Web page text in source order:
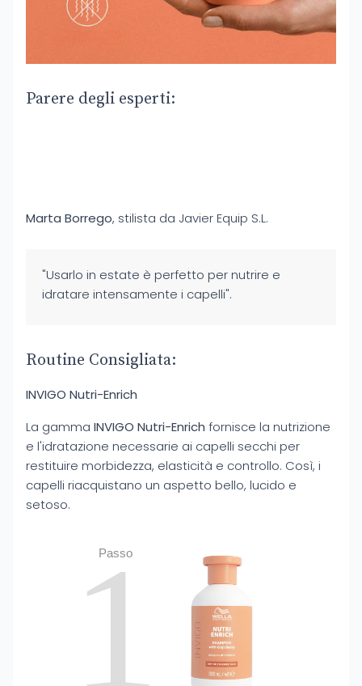
Parere degli esperti:
Marta Borrego, stilista da Javier Equip S.L.
"Usarlo in estate è perfetto per nutrire e
idratare intensamente i capelli".
Routine Consigliata:
INVIGO Nutri-Enrich
La gamma INVIGO Nutri-Enrich fornisce la nutrizione
e l'idratazione necessarie ai capelli secchi per
restituire morbidezza, elasticità e controllo. Così, i
capelli riacquistano un aspetto bello, lucido e
setoso.
Passo
1